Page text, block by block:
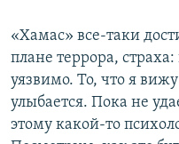
«Хамас» все-таки
плане террора,
уязвимо. То, что я
улыбается. Пока не
этому какой-то